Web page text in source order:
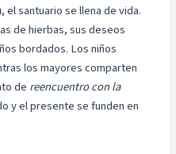
, el santuario se llena de vida.
de hierbas, sus deseos
bordados. Los niños
los mayores comparten
de reencuentro con la
y el presente se funden en